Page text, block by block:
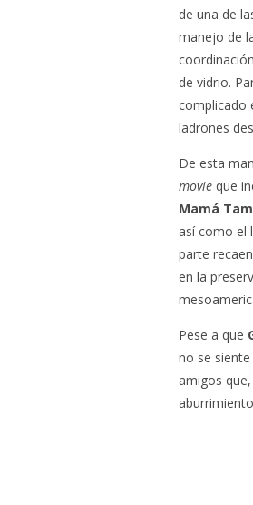
de una de
manejo de
de vidrio.
complicado
ladrones
De esta
movie que
Mamá
así como el
parte
en la
Pese a que
no se
amigos